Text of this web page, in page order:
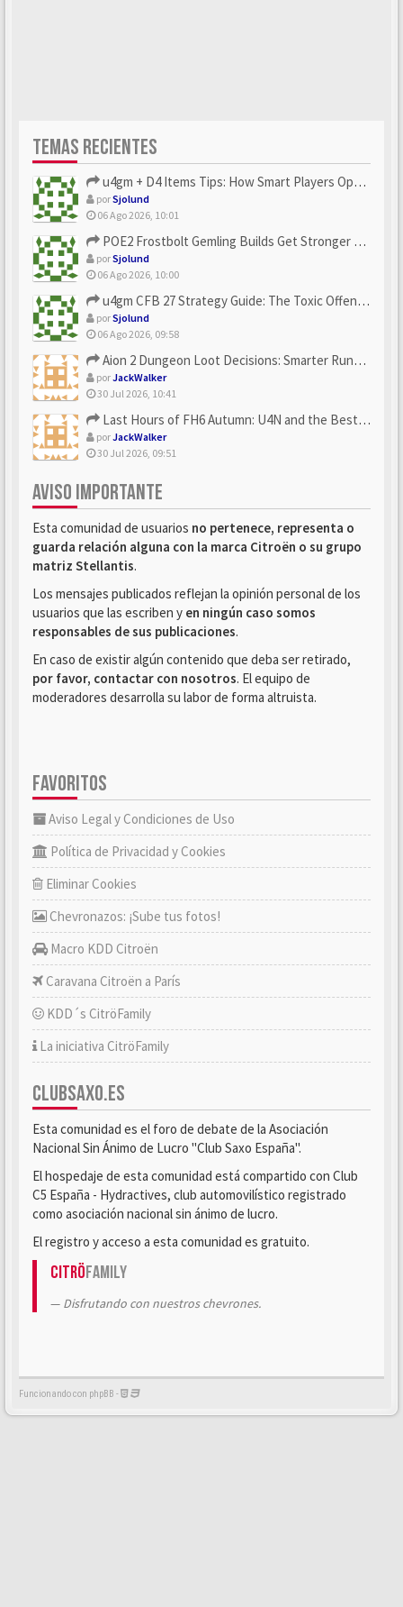
TEMAS RECIENTES
u4gm + D4 Items Tips: How Smart Players Optimize Gear, Build...
porSjolund
06 Ago 2026, 10:01
POE2 Frostbolt Gemling Builds Get Stronger With u4gm’s Ice C...
porSjolund
06 Ago 2026, 10:00
u4gm CFB 27 Strategy Guide: The Toxic Offensive Scheme Your ...
porSjolund
06 Ago 2026, 09:58
Aion 2 Dungeon Loot Decisions: Smarter Runs With U4N
porJackWalker
30 Jul 2026, 10:41
Last Hours of FH6 Autumn: U4N and the Best Rewards to Grab
porJackWalker
30 Jul 2026, 09:51
AVISO IMPORTANTE
Esta comunidad de usuarios no pertenece, representa o
guarda relación alguna con la marca Citroën o su grupo
matriz Stellantis.
Los mensajes publicados reflejan la opinión personal de los
usuarios que las escriben y en ningún caso somos
responsables de sus publicaciones.
En caso de existir algún contenido que deba ser retirado,
por favor, contactar con nosotros. El equipo de
moderadores desarrolla su labor de forma altruista.
FAVORITOS
Aviso Legal y Condiciones de Uso
Política de Privacidad y Cookies
Eliminar Cookies
Chevronazos: ¡Sube tus fotos!
Macro KDD Citroën
Caravana Citroën a París
KDD´s CitröFamily
La iniciativa CitröFamily
CLUBSAXO.ES
Esta comunidad es el foro de debate de la Asociación
Nacional Sin Ánimo de Lucro "Club Saxo España".
El hospedaje de esta comunidad está compartido con Club
C5 España - Hydractives, club automovilístico registrado
como asociación nacional sin ánimo de lucro.
El registro y acceso a esta comunidad es gratuito.
CitröFamily
Disfrutando con nuestros chevrones.
Funcionando con phpBB -